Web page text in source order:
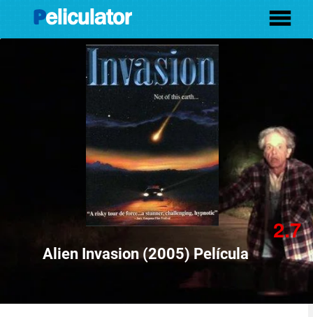
Alien Invasion (2005) Película
2.7